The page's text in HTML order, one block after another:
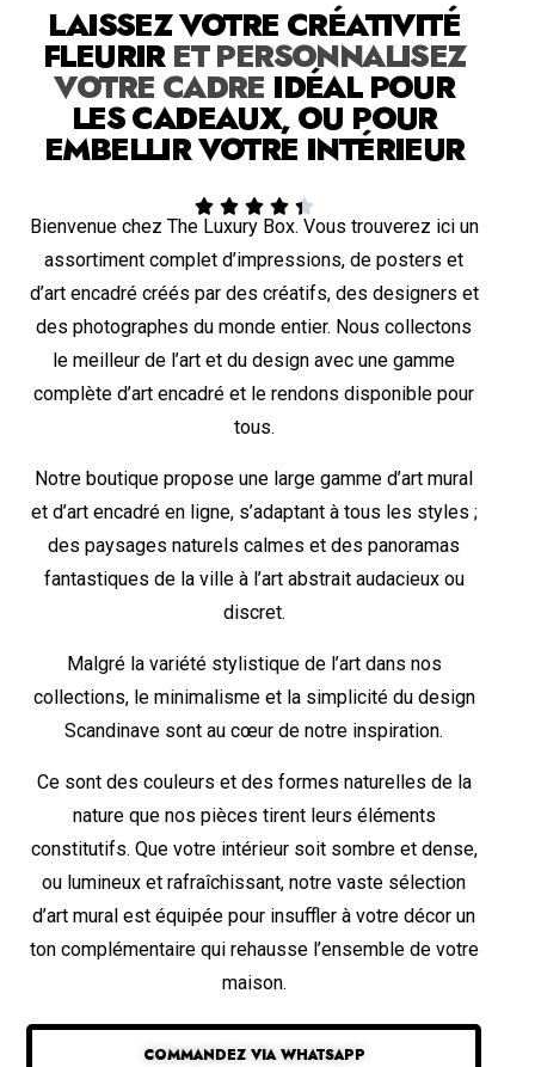
LAISSEZ VOTRE CRÉATIVITÉ
FLEURIRET PERSONNALISEZ
VOTRE CADRE IDÉAL POUR
LES CADEAUX, OU POUR
EMBELLIR VOTRE INTÉRIEUR
    
Bienvenue chez The Luxury Box. Vous trouverez ici un
assortiment complet d’impressions, de posters et
d’art encadré créés par des créatifs, des designers et
des photographes du monde entier. Nous collectons
le meilleur de l’art et du design avec une gamme
complète d’art encadré et le rendons disponible pour
tous.
Notre boutique propose une large gamme d’art mural
et d’art encadré en ligne, s’adaptant à tous les styles ;
des paysages naturels calmes et des panoramas
fantastiques de la ville à l’art abstrait audacieux ou
discret.
Malgré la variété stylistique de l’art dans nos
collections, le minimalisme et la simplicité du design
Scandinave sont au cœur de notre inspiration.
Ce sont des couleurs et des formes naturelles de la
nature que nos pièces tirent leurs éléments
constitutifs. Que votre intérieur soit sombre et dense,
ou lumineux et rafraîchissant, notre vaste sélection
d’art mural est équipée pour insuffler à votre décor un
ton complémentaire qui rehausse l’ensemble de votre
maison.
COMMANDEZ VIA WHATSAPP